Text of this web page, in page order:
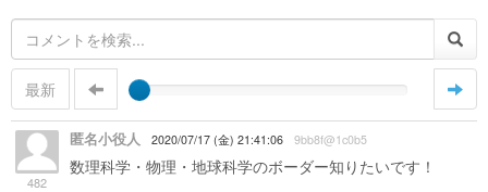
最新
482
匿名小役人 2020/07/17 (金) 21:41:06 9bb8f@1c0b5
数理科学・物理・地球科学のボーダー知りたいです！